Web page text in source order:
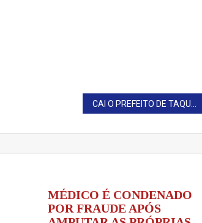
MÉDICO É CONDENADO
POR FRAUDE APÓS